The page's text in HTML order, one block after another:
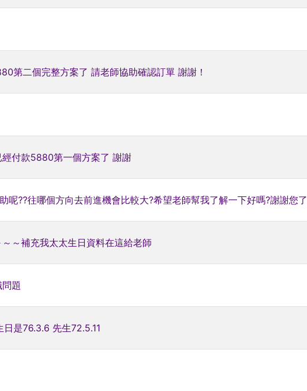
第二個完整方案了 請老師協助確認訂單 謝謝！
付款5880第一個方案了 謝謝
呢??往哪個方向去前進機會比較大?希望老師幫我了解一下好嗎?謝謝您了
～補充我太太生日資料在這給老師
題
是76.3.6 先生72.5.11